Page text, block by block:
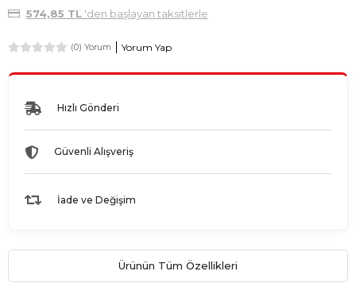
574,85 TL'den başlayan taksitlerle
(0) Yorum Yorum Yap
Hızlı Gönderi
Güvenli Alışveriş
İade ve Değişim
Ürünün Tüm Özellikleri